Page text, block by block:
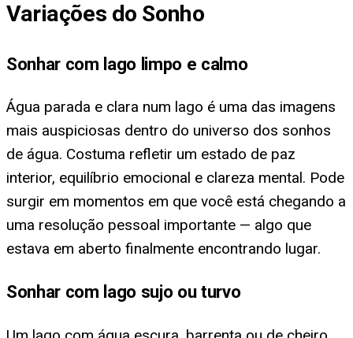
Variações do Sonho
Sonhar com lago limpo e calmo
Água parada e clara num lago é uma das imagens
mais auspiciosas dentro do universo dos sonhos
de água. Costuma refletir um estado de paz
interior, equilíbrio emocional e clareza mental. Pode
surgir em momentos em que você está chegando a
uma resolução pessoal importante — algo que
estava em aberto finalmente encontrando lugar.
Sonhar com lago sujo ou turvo